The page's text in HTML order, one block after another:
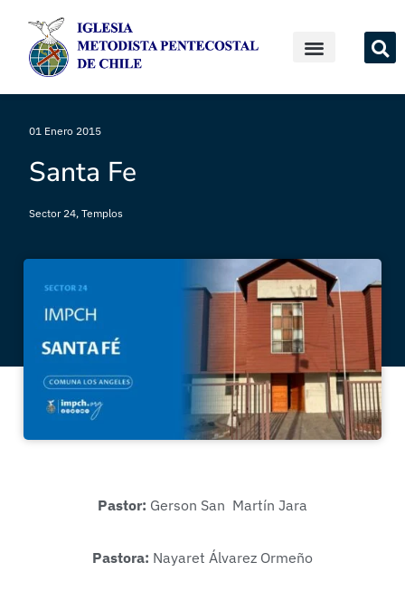
01 Enero 2015
Santa Fe
Sector 24, Templos
Pastor: Gerson San Martín Jara
Pastora: Nayaret Álvarez Ormeño